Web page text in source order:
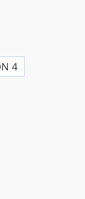
4
oder benutze